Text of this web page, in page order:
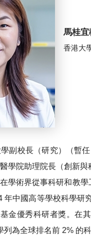
馬桂宜
香港大
副校長（研究）（暫
學院助理院長（創新
學術界從事科研和教
年中國高等學校科學研
金優秀科研者獎。在
列為全球排名前 2% 的